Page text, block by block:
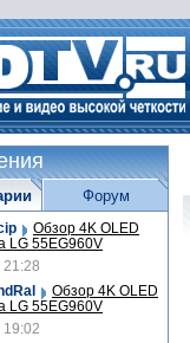
Обзор 4K OLED
LG 55EG960V
Обзор 4K OLED
LG 55EG960V
Форум